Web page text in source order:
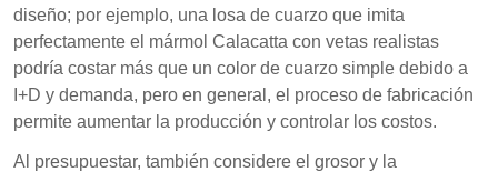
diseño; por ejemplo, una losa de cuarzo que imita
perfectamente el mármol Calacatta con vetas realistas
podría costar más que un color de cuarzo simple debido a
I+D y demanda, pero en general, el proceso de fabricación
permite aumentar la producción y controlar los costos.
Al presupuestar, también considere el grosor y la